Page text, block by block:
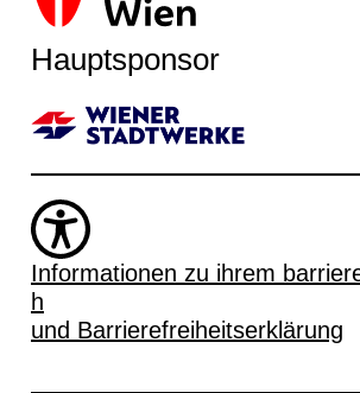
Hauptsponsor
Informationen zu ihrem
h
und Barrierefreiheitserklärung